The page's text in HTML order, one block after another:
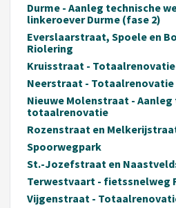
Durme - Aanleg technische
linkeroever Durme (fase 2)
Everslaarstraat, Spoele en
Riolering
Kruisstraat - Totaalrenovatie
Neerstraat - Totaalrenovatie
Nieuwe Molenstraat - Aanleg
totaalrenovatie
Rozenstraat en
Spoorwegpark
St.-Jozefstraat en
Terwestvaart - fietssnelweg
Vijgenstraat -